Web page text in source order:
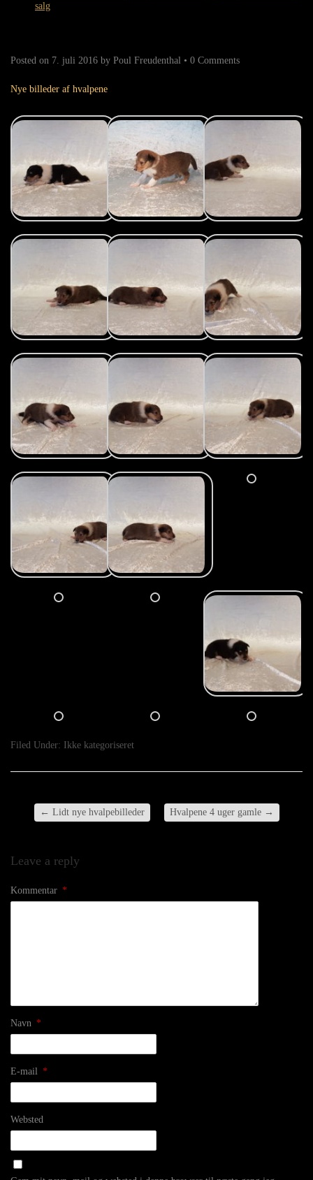
salg
Posted on 7. juli 2016 by Poul Freudenthal • 0 Comments
Nye billeder af hvalpene
Filed Under: Ikke kategoriseret
← Lidt nye hvalpebilleder Hvalpene 4 uger gamle →
Leave a reply
Kommentar *
Navn *
E-mail *
Websted